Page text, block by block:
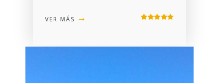
VER MÁS